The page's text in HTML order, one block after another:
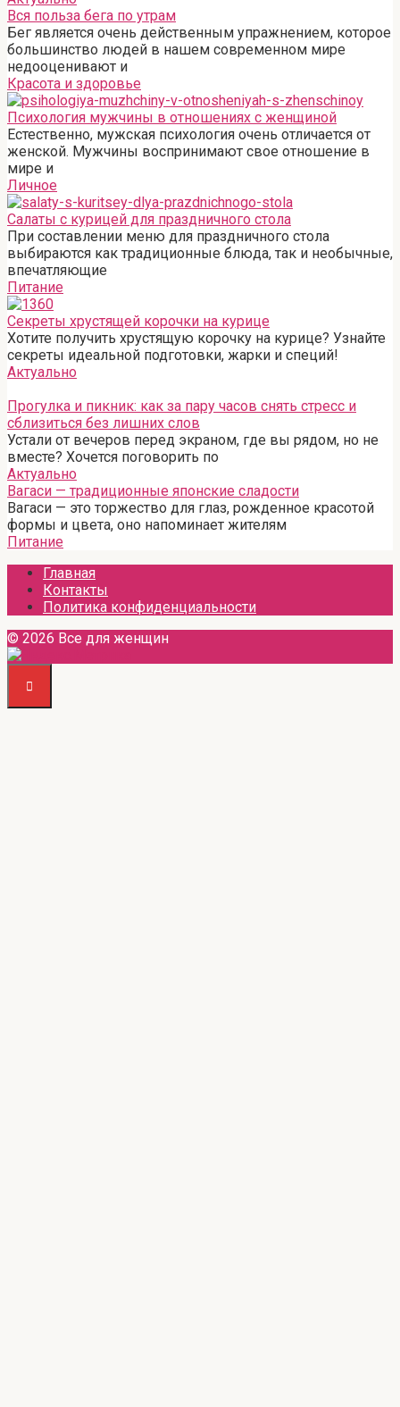
Вся польза бега по утрам
Бег является очень действенным упражнением, которое
большинство людей в нашем современном мире
недооценивают и
Красота и здоровье
Психология мужчины в отношениях с женщиной
Естественно, мужская психология очень отличается от
женской. Мужчины воспринимают свое отношение в
мире и
Личное
Салаты с курицей для праздничного стола
При составлении меню для праздничного стола
выбираются как традиционные блюда, так и необычные,
впечатляющие
Питание
Секреты хрустящей корочки на курице
Хотите получить хрустящую корочку на курице? Узнайте
секреты идеальной подготовки, жарки и специй!
Актуально
Прогулка и пикник: как за пару часов снять стресс и
сблизиться без лишних слов
Устали от вечеров перед экраном, где вы рядом, но не
вместе? Хочется поговорить по
Актуально
Вагаси — традиционные японские сладости
Вагаси — это торжество для глаз, рожденное красотой
формы и цвета, оно напоминает жителям
Питание
Главная
Контакты
Политика конфиденциальности
© 2026 Все для женщин